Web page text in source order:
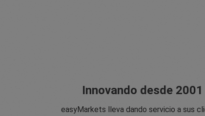
Innovando desde 2001
easyMarkets lleva dando servicio a sus